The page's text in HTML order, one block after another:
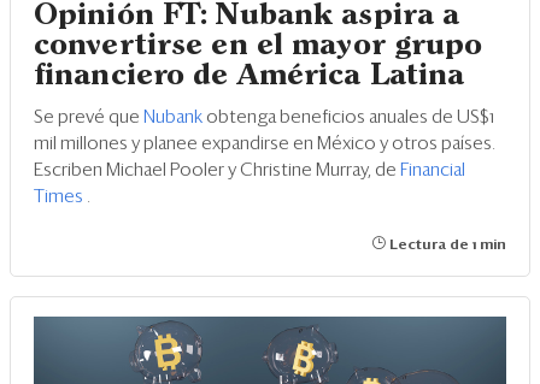
Ranking CEO
Edición Impresa
Opinión FT: Nubank aspira a
convertirse en el mayor grupo
financiero de América Latina
Se prevé que Nubank obtenga beneficios anuales de US$1
mil millones y planee expandirse en México y otros países.
Escriben Michael Pooler y Christine Murray, de Financial
Times
Lectura de 1 min